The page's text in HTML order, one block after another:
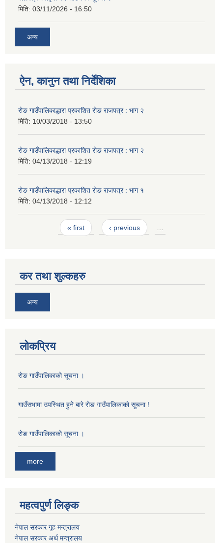
मिति: 03/11/2026 - 16:50
अन्य
ऐन, कानुन तथा निर्देशिका
रोङ गाउँपालिकाद्धारा प्रकाशित रोङ राजपत्र : भाग २
मिति: 10/03/2018 - 13:50
रोङ गाउँपालिकाद्धारा प्रकाशित रोङ राजपत्र : भाग २
मिति: 04/13/2018 - 12:19
रोङ गाउँपालिकाद्धारा प्रकाशित रोङ राजपत्र : भाग १
मिति: 04/13/2018 - 12:12
« first ‹ previous …
कर तथा शुल्कहरु
अन्य
लोकप्रिय
राेङ गाउँपालिकाको सूचना ।
गाउँसभामा उपस्थित हुने बारे रोङ गाउँपालिकाको सूचना !
राेङ गाउँपालिकाको सूचना ।
more
महत्वपुर्ण लिङ्क
नेपाल सरकार गृह मन्त्रालय
नेपाल सरकार अर्थ मन्त्रालय